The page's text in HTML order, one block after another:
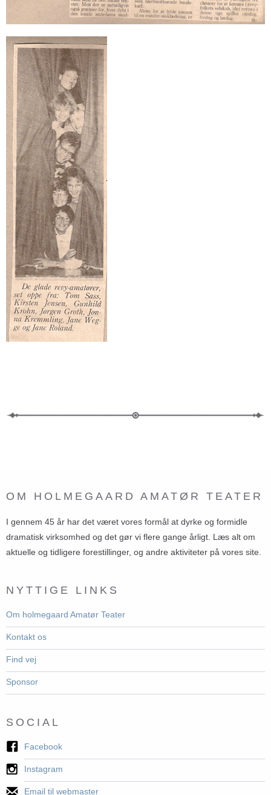
OM HOLMEGAARD AMATØR TEATER
I gennem 45 år har det været vores formål at dyrke og formidle
dramatisk virksomhed og det gør vi flere gange årligt. Læs alt om
aktuelle og tidligere forestillinger, og andre aktiviteter på vores site.
NYTTIGE LINKS
Om holmegaard Amatør Teater
Kontakt os
Find vej
Sponsor
SOCIAL
Facebook
Instagram
Email til webmaster